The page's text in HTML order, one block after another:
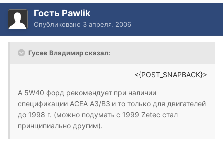
Гость Pawlik
Опубликовано 3 апреля, 2006
Гусев Владимир сказал:
<{POST_SNAPBACK}>
А 5W40 форд рекомендует при наличии
спецификации ACEA A3/B3 и то только для двигателей
до 1998 г. (можно подумать с 1999 Zetec стал
принципиально другим).